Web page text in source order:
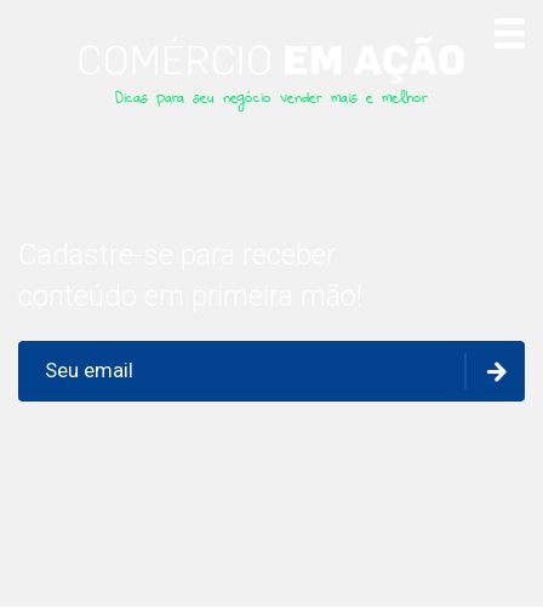
Dicas para seu negócio vender mais e melhor